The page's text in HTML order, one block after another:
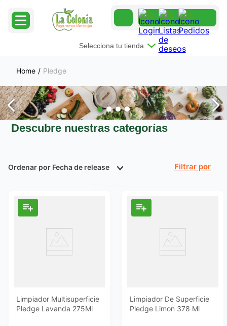
Selecciona tu tienda
Pledge
Descubre nuestras categorías
Ordenar por Fecha de release
Limpiador Multisuperficie
Pledge Lavanda 275Ml
Limpiador De Superficie
Pledge Limon 378 Ml